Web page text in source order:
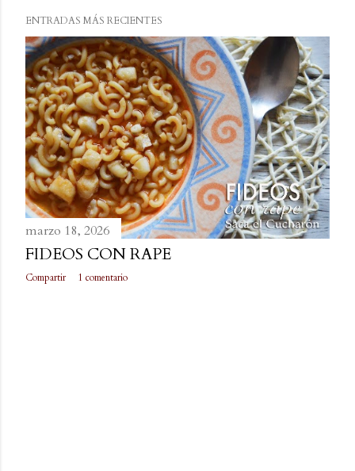
ENTRADAS MÁS RECIENTES
marzo 18, 2026
FIDEOS CON RAPE
Compartir 1 comentario